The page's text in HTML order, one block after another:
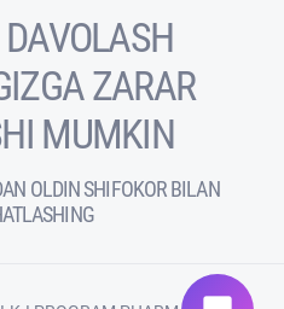
DAVOLASH
ZARAR
MUMKIN
OLDIN SHIFOKOR BILAN